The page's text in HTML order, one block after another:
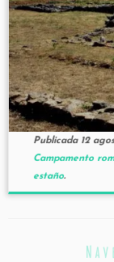
Publicada 12
Campamento
estaño.